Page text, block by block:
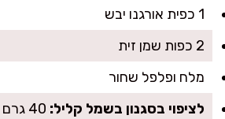
1 כפית אורגנו יבש
2 כפות שמן זית
מלח ופלפל שחור
לציפוי בסגנון בשמל קליל: